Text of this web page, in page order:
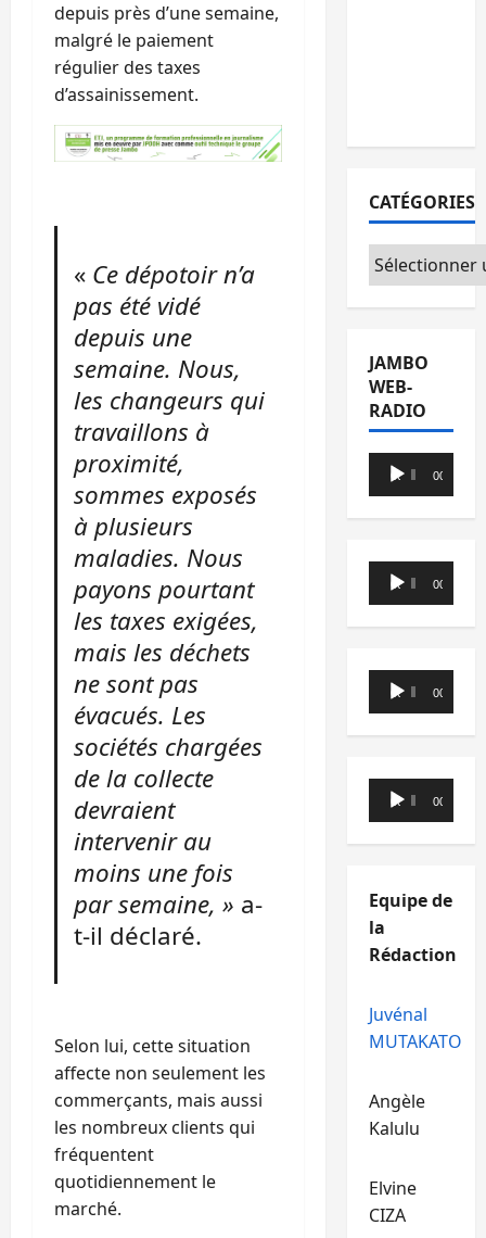
depuis près d’une semaine,
malgré le paiement
régulier des taxes
d’assainissement.
« Ce dépotoir n’a
pas été vidé
depuis une
semaine. Nous,
les changeurs qui
travaillons à
proximité,
sommes exposés
à plusieurs
maladies. Nous
payons pourtant
les taxes exigées,
mais les déchets
ne sont pas
évacués. Les
sociétés chargées
de la collecte
devraient
intervenir au
moins une fois
par semaine, » a-
t-il déclaré.
Selon lui, cette situation
affecte non seulement les
commerçants, mais aussi
les nombreux clients qui
fréquentent
quotidiennement le
marché.
CATÉGORIES
Catégories
JAMBO
WEB-
RADIO
Lecteur
audio
00:00 00:00
Lecteur
audio
00:00 00:00
Lecteur
audio
00:00 00:00
Lecteur
audio
00:00 00:00
Equipe de
la
Rédaction
Juvénal
MUTAKATO
Angèle
Kalulu
Elvine
CIZA